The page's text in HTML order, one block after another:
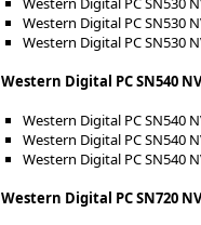
Western Digital PC SN530
Western Digital PC SN530
Western Digital PC SN540
Western Digital PC SN540
Western Digital PC SN540
Western Digital PC SN540
Western Digital PC SN720